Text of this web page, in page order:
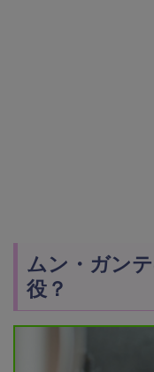
ムン・ガン
役？